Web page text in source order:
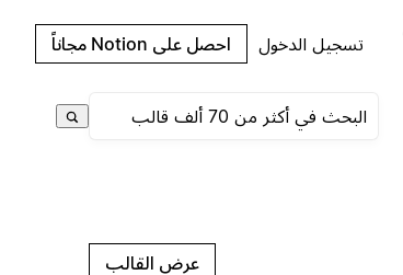
تسجيل الدخول احصل على Notion مجاناً
عرض القالب